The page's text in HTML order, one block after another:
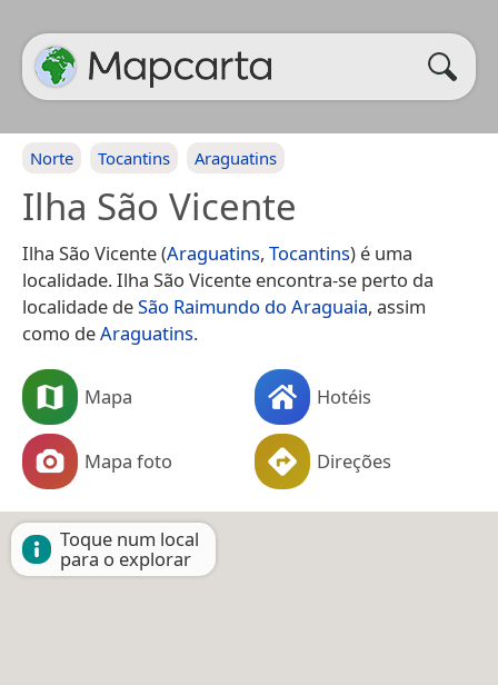
Norte Tocantins Araguatins
Ilha São Vicente
Ilha São Vicente (Araguatins, Tocantins) é uma
localidade. Ilha São Vicente encontra-se perto da
localidade deSão Raimundo do Araguaia, assim
como deAraguatins.
Mapa Hotéis
Mapa foto Direções
Toque num local
para o explorar